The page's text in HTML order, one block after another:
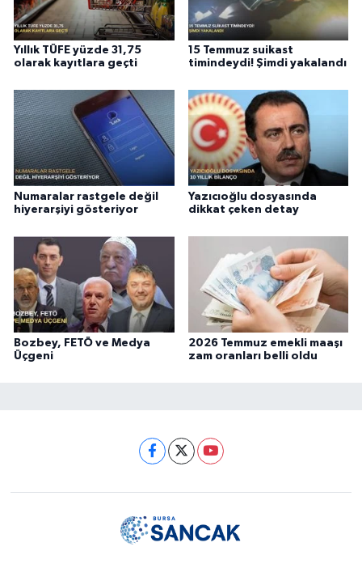
Yıllık TÜFE yüzde 31,75
olarak kayıtlara geçti
15 Temmuz suikast
timindeydi! Şimdi yakalandı
Numaralar rastgele değil
hiyerarşiyi gösteriyor
Yazıcıoğlu dosyasında
dikkat çeken detay
Bozbey, FETÖ ve Medya
Üçgeni
2026 Temmuz emekli maaşı
zam oranları belli oldu